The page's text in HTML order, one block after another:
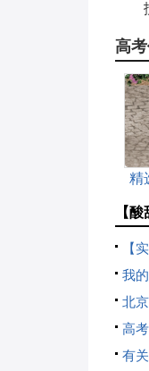
高
精
【
【
我
北
高
有